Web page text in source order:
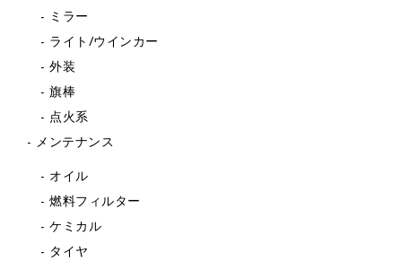
ミラー
ライト/ウインカー
外装
旗棒
点火系
メンテナンス
オイル
燃料フィルター
ケミカル
タイヤ